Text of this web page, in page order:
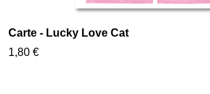
Carte - Lucky Love Cat
1,80 €